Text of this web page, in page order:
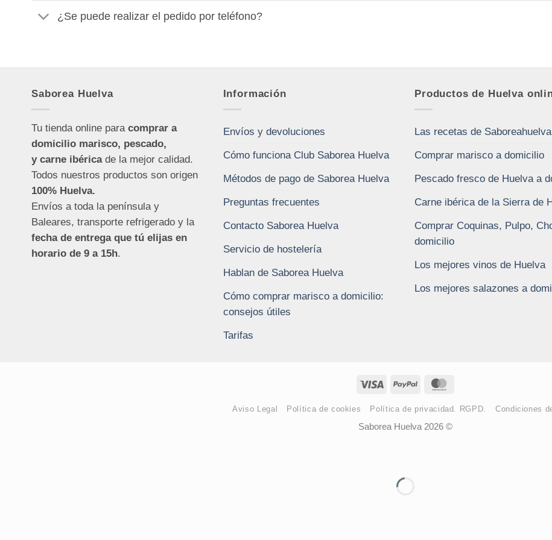
¿Se puede realizar el pedido por teléfono?
Saborea Huelva
Tu tienda online para comprar a
domicilio marisco, pescado,
y carne ibéricade la mejor calidad.
Todos nuestros productos son origen
100% Huelva.
Envíos a toda la península y
Baleares, transporte refrigerado y la
fecha de entrega que tú elijas en
horario de 9 a 15h.
Información
Envíos y devoluciones
Cómo funciona Club Saborea Huelva
Métodos de pago de Saborea Huelva
Preguntas frecuentes
Contacto Saborea Huelva
Servicio de hostelería
Hablan de Saborea Huelva
Cómo comprar marisco a domicilio:
consejos útiles
Tarifas
Productos de Huelva
Las recetas de
Comprar marisco a domicilio
Pescado fresco de Huelva a
Carne ibérica de la Sierra de
Comprar Coquinas, Pulpo,
domicilio
Los mejores vinos de Huelva
Los mejores salazones a
Visa PayPal
Aviso Legal Política de cookies Política de privacidad. RGPD. Condiciones
Saborea Huelva 2026 ©